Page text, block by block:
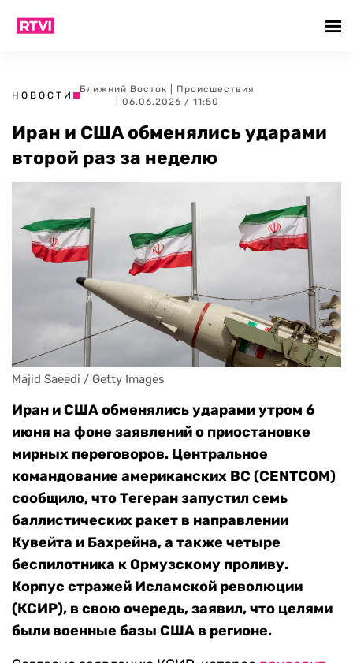
НОВОСТИ
Ближний Восток
Происшествия
| 06.06.2026 / 11:50
Иран и США обменялись ударами
второй раз за неделю
Majid Saeedi / Getty Images
Иран и США обменялись ударами утром 6
июня на фоне заявлений о приостановке
мирных переговоров. Центральное
командование американских ВС (CENTCOM)
сообщило, что Тегеран запустил семь
баллистических ракет в направлении
Кувейта и Бахрейна, а также четыре
беспилотника к Ормузскому проливу.
Корпус стражей Исламской революции
(КСИР), в свою очередь, заявил, что целями
были военные базы США в регионе.